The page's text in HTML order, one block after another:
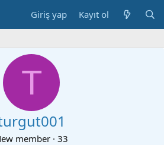
Giriş yap Kayıt ol
T
member · 33